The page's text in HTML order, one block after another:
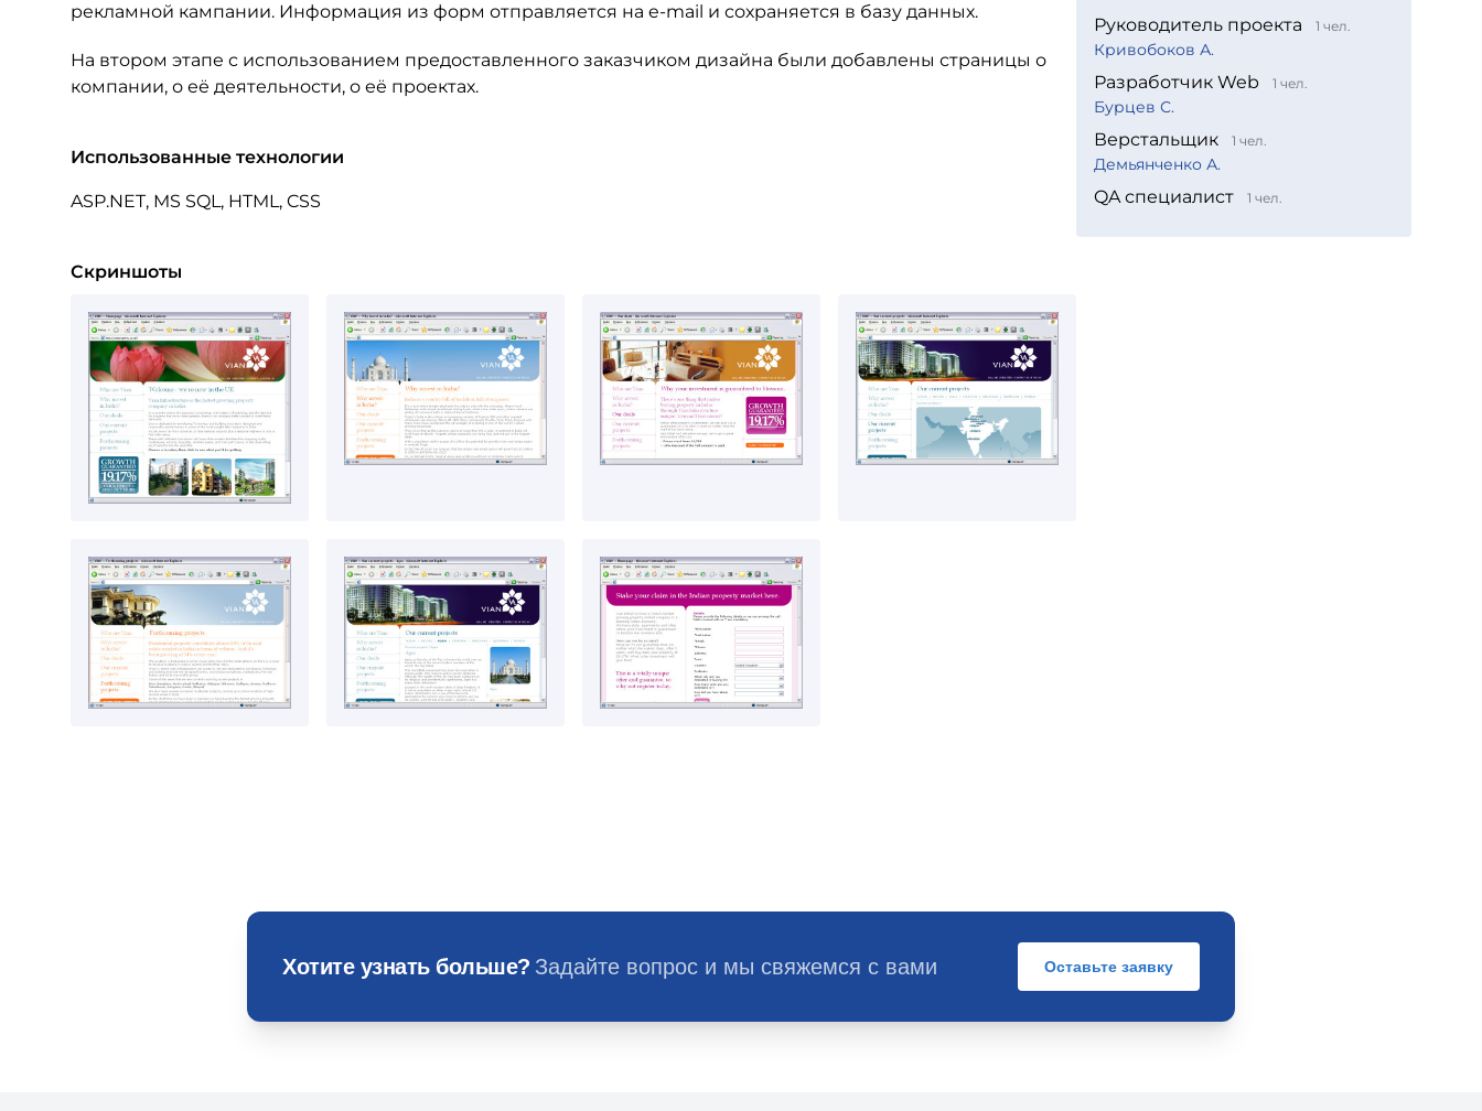
рекламной кампании. Информация из форм отправляется на e-mail и сохраняется в базу данных.
На втором этапе с использованием предоставленного заказчиком дизайна были добавлены страницы о
компании, о её деятельности, о её проектах.
Использованные технологии
ASP.NET, MS SQL, HTML, CSS
Скриншоты
Руководитель проекта 1 чел.
Кривобоков А.
Разработчик Web 1 чел.
Бурцев С.
Верстальщик 1 чел.
Демьянченко А.
QA специалист 1 чел.
Хотите узнать больше? Задайте вопрос и мы свяжемся с вами Оставьте заявку